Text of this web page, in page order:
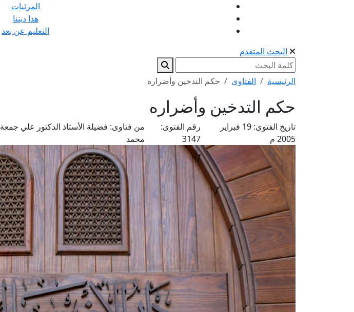
المرئيات
هذا ديننا
التعليم عن بعد
البحث المتقدم
الرئيسية الفتاوى حكم التدخين وأضراره
حكم التدخين وأضراره
تاريخ الفتوى:
19 فبراير
2005 م
رقم الفتوى:
3147
من فتاوى: فضيلة الأستاذ الدكتور علي جمعة
محمد